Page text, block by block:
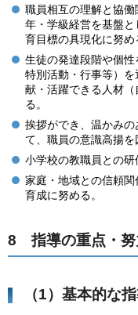
職員相互の理解と協
年・学級経営を基盤
育目標の具現化に努め
生徒の発達段階や個性
特別活動・行事等）
献・活躍できる人材
る。
挨拶ができ、温かみ
て、職員の意識高揚を
小学校の教職員との研
家庭・地域との信頼
育成に努める。
8 指導の重点・努
（1）基本的な